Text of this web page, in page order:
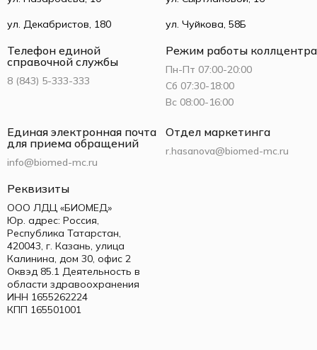
ул. Декабристов, 180
ул. Чуйкова, 58Б
Телефон единой
справочной службы
8 (843) 5-333-333
Режим работы коллцентра
Пн-Пт 07:00-20:00
Сб 07:30-18:00
Вс 08:00-16:00
Единая электронная почта
для приема обращений
info@biomed-mc.ru
Отдел маркетинга
r.hasanova@biomed-mc.ru
Реквизиты
ООО ЛДЦ «БИОМЕД»
Юр. адрес: Россия,
Республика Татарстан,
420043, г. Казань, улица
Калинина, дом 30, офис 2
Оквэд 85.1 Деятельность в
области здравоохранения
ИНН 1655262224
КПП 165501001